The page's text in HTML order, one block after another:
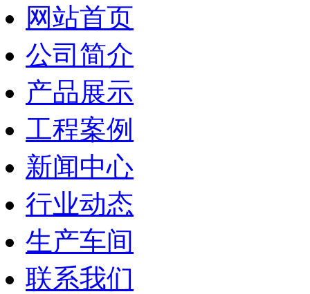
网站首页
公司简介
产品展示
工程案例
新闻中心
行业动态
生产车间
联系我们